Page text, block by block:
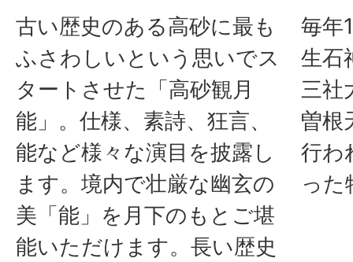
古い歴史のある高砂に最も
ふさわしいという思いでス
タートさせた「高砂観月
能」。仕様、素詩、狂言、
能など様々な演目を披露し
ます。境内で壮厳な幽玄の
美「能」を月下のもとご堪
能いただけます。長い歴史
毎年
生石
三社
曽根
行わ
った